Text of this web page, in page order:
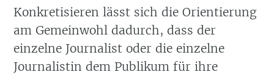
Konkretisieren lässt sich die Orientierung
am Gemeinwohl dadurch, dass der
einzelne Journalist oder die einzelne
Journalistin dem Publikum für ihre